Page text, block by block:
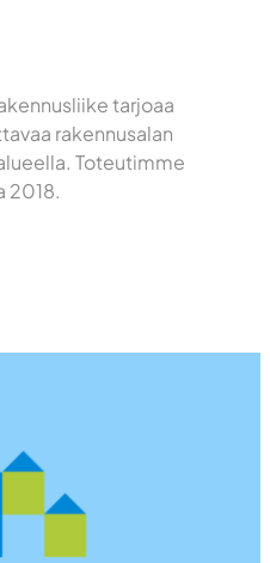
tarjoaa
rakennusalan
Toteutimme
2018.